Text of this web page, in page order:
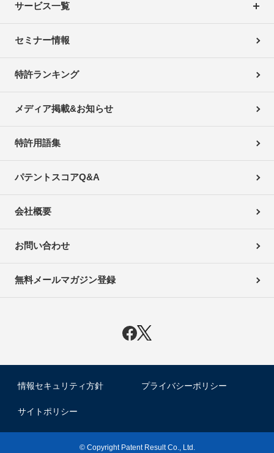
サービス一覧
セミナー情報
特許ランキング
メディア掲載&お知らせ
特許用語集
パテントスコアQ&A
会社概要
お問い合わせ
無料メールマガジン登録
情報セキュリティ方針 プライバシーポリシー
サイトポリシー
© Copyright Patent Result Co., Ltd.